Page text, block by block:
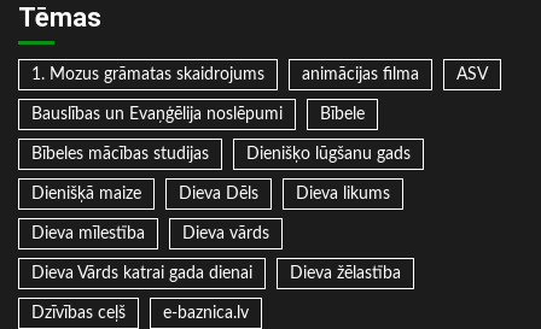
Tēmas
1. Mozus grāmatas skaidrojums animācijas filma ASV
Bauslības un Evaņģēlija noslēpumi Bībele
Bībeles mācības studijas Dienišķo lūgšanu gads
Dienišķā maize Dieva Dēls Dieva likums
Dieva mīlestība Dieva vārds
Dieva Vārds katrai gada dienai Dieva žēlastība
Dzīvības ceļš e-baznica.lv